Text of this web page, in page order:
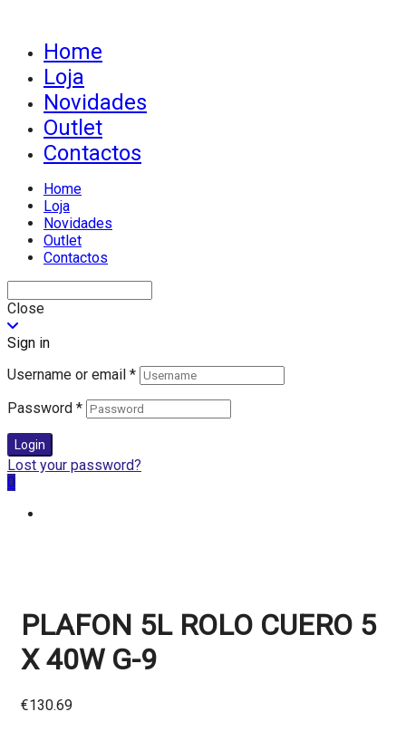
Home
Loja
Novidades
Outlet
Contactos
Home
Loja
Novidades
Outlet
Contactos
Close
Sign in
Username or email *
Password *
Login
Lost your password?
0
PLAFON 5L ROLO CUERO 5
X 40W G-9
€130.69